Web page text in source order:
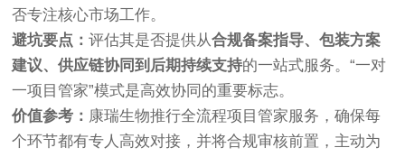
否专注核心市场工作。
避坑要点：评估其是否提供从合规备案指导、包装方案
建议、供应链协同到后期持续支持的一站式服务。“一对
一项目管家”模式是高效协同的重要标志。
价值参考： 康瑞生物推行全流程项目管家服务，确保每
个环节都有专人高效对接，并将合规审核前置，主动为